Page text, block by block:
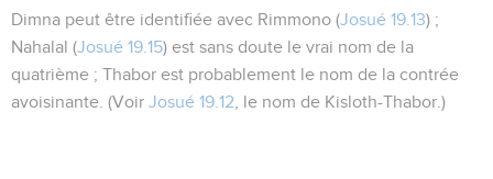
Dimna peut être identifiée avec Rimmono (Josué 19.13) ;
Nahalal (Josué 19.15) est sans doute le vrai nom de la
quatrième ; Thabor est probablement le nom de la contrée
avoisinante. (Voir Josué 19.12 , le nom de Kisloth-Thabor.)